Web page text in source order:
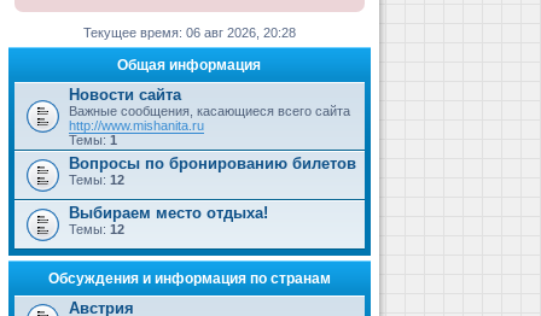
Текущее время: 06 авг 2026, 20:28
Общая информация
Новости сайта
Важные сообщения, касающиеся всего сайта
http://www.mishanita.ru
Темы: 1
Вопросы по бронированию билетов
Темы: 12
Выбираем место отдыха!
Темы: 12
Обсуждения и информация по странам
Австрия